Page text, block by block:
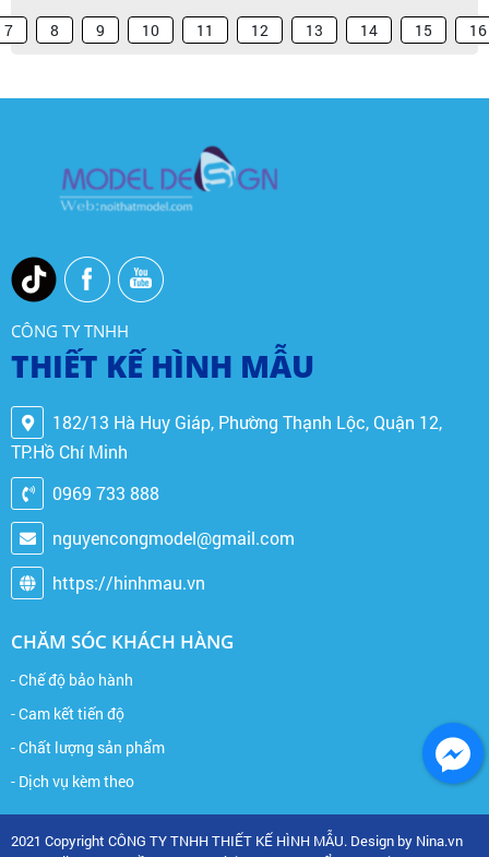
7 8 9 10 11 12 13 14 15 16
CÔNG TY TNHH
THIẾT KẾ HÌNH MẪU
182/13 Hà Huy Giáp, Phường Thạnh Lộc, Quận 12,
TP.Hồ Chí Minh
0969 733 888
nguyencongmodel@gmail.com
https://hinhmau.vn
CHĂM SÓC KHÁCH HÀNG
- Chế độ bảo hành
- Cam kết tiến độ
- Chất lượng sản phẩm
- Dịch vụ kèm theo
2021 Copyright CÔNG TY TNHH THIẾT KẾ HÌNH MẪU. Design by Nina.vn